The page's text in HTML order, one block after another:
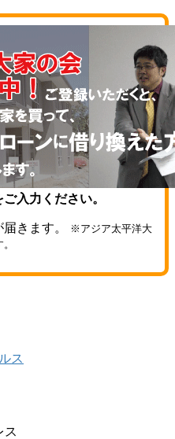
入力ください。
きます。
※アジア太平洋大
ス
ス